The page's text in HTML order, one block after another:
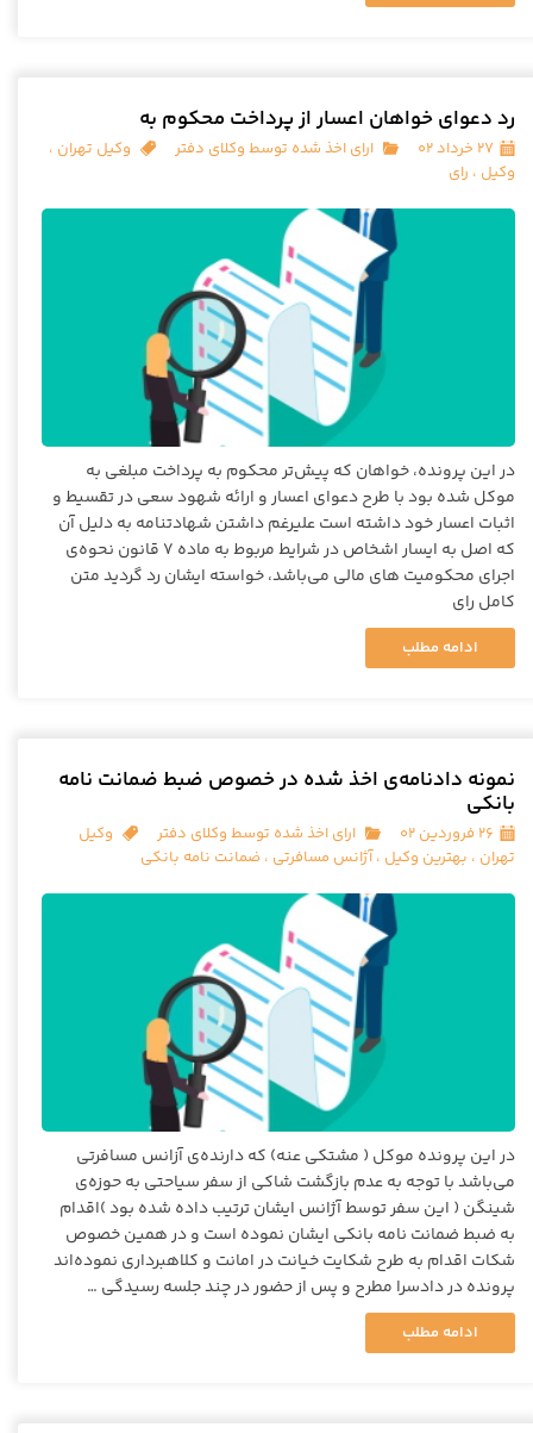
رد دعوای خواهان اعسار از پرداخت محکوم به
۲۷ خرداد ۰۲ ارای اخذ شده توسط وکلای دفتر وکیل تهران ،
وکیل ، رای
در این پرونده، خواهان که پیش‌تر محکوم به پرداخت مبلغی به
موکل شده بود با طرح دعوای اعسار و ارائه شهود سعی در تقسیط و
اثبات اعسار خود داشته است علیرغم داشتن شهادتنامه به دلیل آن
که اصل به ایسار اشخاص در شرایط مربوط به ماده 7 قانون نحوه‌ی
اجرای محکومیت های مالی می‌باشد، خواسته ایشان رد گردید متن
کامل رای
ادامه مطلب
نمونه دادنامه‌ی اخذ شده در خصوص ضبط ضمانت نامه
بانکی
۲۶ فروردین ۰۲ ارای اخذ شده توسط وکلای دفتر
وکیل
تهران ، بهترین وکیل ،آژانس مسافرتی ، ضمانت نامه بانکی
در این پرونده موکل ( مشتکی عنه) که دارنده‌ی آزانس مسافرتی
می‌باشد با توجه به عدم بازگشت شاکی از سفر سیاحتی به حوزه‌ی
شینگن ( این سفر توسط آژانس ایشان ترتیب داده شده بود )اقدام
به ضبط ضمانت نامه بانکی ایشان نموده است و در همین خصوص
شکات اقدام به طرح شکایت خیانت در امانت و کلاهبرداری نموده‌اند
پرونده در دادسرا مطرح و پس از حضور در چند جلسه رسیدگی …
ادامه مطلب